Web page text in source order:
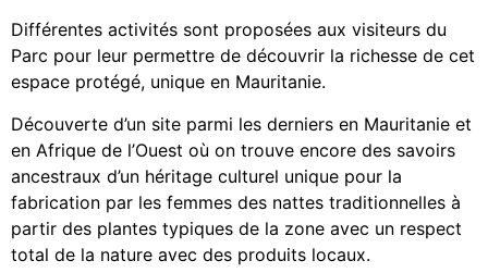
Différentes activités sont proposées aux visiteurs du
Parc pour leur permettre de découvrir la richesse de cet
espace protégé, unique en Mauritanie.
Découverte d’un site parmi les derniers en Mauritanie et
en Afrique de l’Ouest où on trouve encore des savoirs
ancestraux d’un héritage culturel unique pour la
fabrication par les femmes des nattes traditionnelles à
partir des plantes typiques de la zone avec un respect
total de la nature avec des produits locaux.